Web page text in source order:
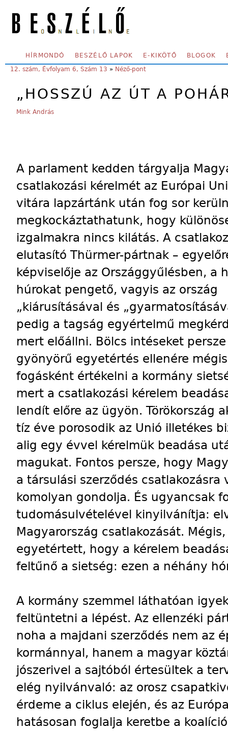
SECONDARY MENU
HÍRMONDÓ BESZÉLŐ LAPOK E-KIKÖTŐ BLOGOK
YOU ARE HERE:
12. szám, Évfolyam 6, Szám 13 » Néző-pont
„HOSSZÚ AZ ÚT A
Mink András
A parlament kedden tárgyalja
csatlakozási kérelmét az Európai
vitára lapzártánk után fog sor
megkockáztathatunk, hogy
izgalmakra nincs kilátás. A
elutasító Thürmer-pártnak –
képviselője az Országgyűlésben, a
húrokat pengető, vagyis az ország
„kiárusításával és
pedig a tagság egyértelmű
mert előállni. Bölcs intéseket
gyönyörű egyetértés ellenére
fogásként értékelni a kormány
mert a csatlakozási kérelem
lendít előre az ügyön. Törökország
tíz éve porosodik az Unió illetékes
alig egy évvel kérelmük beadása
magukat. Fontos persze, hogy
a társulási szerződés
komolyan gondolja. És ugyancsak
tudomásulvételével kinyilvánítja:
Magyarország csatlakozását.
egyetértett, hogy a kérelem
feltűnő a sietség: ezen a néhány
A kormány szemmel láthatóan
feltüntetni a lépést. Az ellenzéki
noha a majdani szerződés nem az
kormánnyal, hanem a magyar
jószerivel a sajtóból értesültek a
elég nyilvánvaló: az orosz
érdeme a ciklus elején, és az
hatásosan foglalja keretbe a